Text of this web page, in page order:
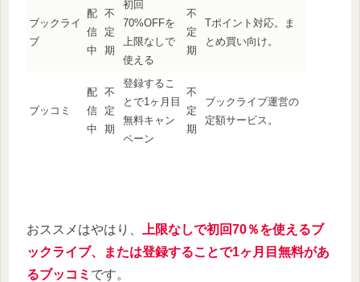
ブックライ
ブ
配
信
中
不
定
期
初回
70%OFFを
上限なしで
使える
不
定
期
Tポイント対応。ま
とめ買い向け。
ブッコミ
配
信
中
不
定
期
登録するこ
とで1ヶ月目
無料キャン
ペーン
不
定
期
ブックライブ運営の
定額サービス。
おススメはやはり、
上限なしで初回70％を使えるブ
ックライブ、または登録することで1ヶ月目無料があ
るブッコミ です。